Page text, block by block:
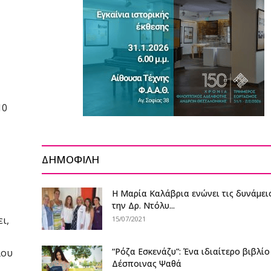
ΔΗΜΟΦΙΛΗ
Η Μαρία Καλάβρια ενώνει τις
την Δρ. Ντόλυ...
15/07/2021
“Ρόζα Εσκενάζυ”: Ένα ιδιαίτερο
Δέσποινας Ψαθά